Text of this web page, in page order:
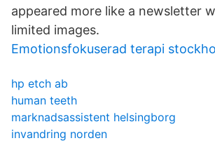
appeared more like a newsletter
limited images.
Emotionsfokuserad terapi
hp etch ab
human teeth
marknadsassistent helsingborg
invandring norden